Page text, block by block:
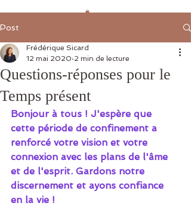
Post
Questions-réponses pour le
Temps présent
Frédérique Sicard
12 mai 2020 2 min de lecture
Bonjour à tous ! J'espère que
cette période de confinement a
renforcé votre vision et votre
connexion avec les plans de l'âme
et de l'esprit. Gardons notre
discernement et ayons confiance
en la vie !